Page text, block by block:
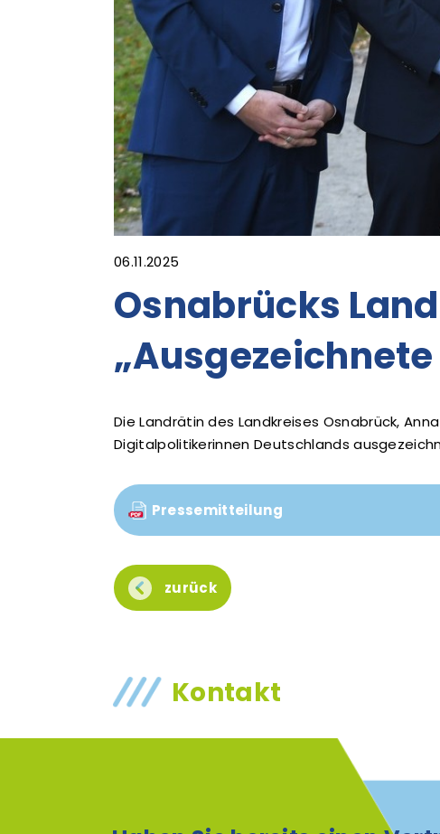
06.11.2025
Osnabrücks
Die Landrätin des Landkreises Osnabrück,
Digitalpolitikerinnen Deutschlands
Pressemitteilung
zurück
Kontakt